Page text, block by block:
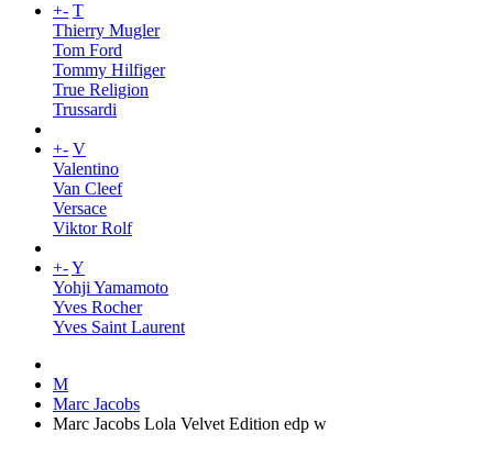
+- T
Thierry Mugler
Tom Ford
Tommy Hilfiger
True Religion
Trussardi
+- V
Valentino
Van Cleef
Versace
Viktor Rolf
+-Y
Yohji Yamamoto
Yves Rocher
Yves Saint Laurent
M
Marc Jacobs
Marc Jacobs Lola Velvet Edition edp w